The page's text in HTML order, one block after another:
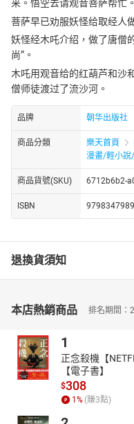
来。悟空去请观音菩萨帮忙。
菩萨早已劝服妖怪给取经人
妖怪经木吒介绍，做了唐僧
尚”。
木吒用观音给的红葫芦和沙
僧师徒渡过了流沙河。
品牌 朝华出版社
商品分類 樂天首頁
漫畫/輕小說
商品貨號(SKU) 6712b6b2-
ISBN
退換貨須知
本店熱銷商品 排名期間
1
正念殺機【
【電子書】
$308
1 % (賺3點)